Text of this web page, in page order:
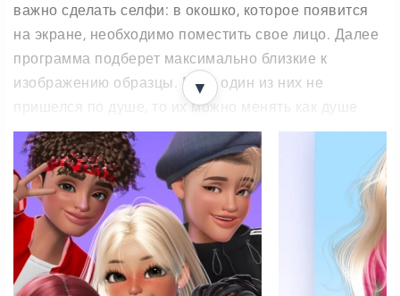
важно сделать селфи: в окошко, которое появится
на экране, необходимо поместить свое лицо. Далее
программа подберет максимально близкие к
изображению образцы. Если один из них не
пришелся по душе, то их можно менять как душе
угодно.
Изменение Персонажа
Бывает и так, что персонаж со временем наскучил,
поэтому его в любой момент можно изменить:
поменять прическу, цвет глаз, одежду и даже
интерьер! Так как программой легко управлять, она
▼